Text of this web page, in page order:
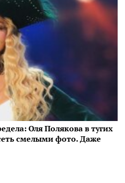
Оля Полякова в тугих
смелыми фото. Даже